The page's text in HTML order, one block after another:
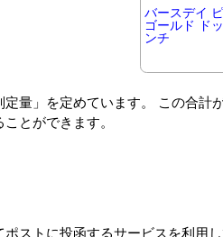
バースデイ
ゴールド ド
ンチ
量」を定めています。 この合計
とができます。
ストに投函するサービスを利用